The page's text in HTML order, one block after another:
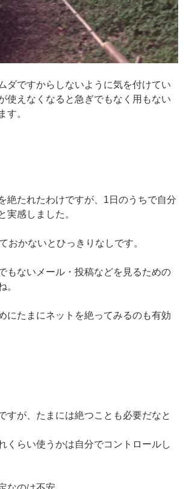
ダですからしないように気を付けてい
使えなくなると急ぎでもなく用もない
す。
絶たれたわけですが、1日のうちで自分
実感しました。
おかないとひっきりなしです。
もないメール・投稿などを見るための
。
にたまにネットを絶ってみるのも有効
すが、たまには絶つことも必要だなと
くらい使うかは自分でコントロールし